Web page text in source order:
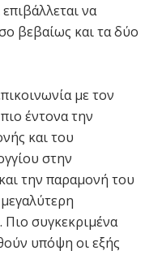
να
βεβαίως και τα δύο
με τον
έντονα την
και του
στην
την παραμονή του
συγκεκριμένα
υπόψη οι εξής